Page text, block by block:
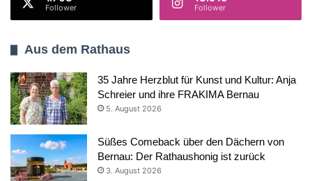
Follower Follower
Aus dem Rathaus
35 Jahre Herzblut für Kunst und Kultur: Anja
Schreier und ihre FRAKIMA Bernau
5. August 2026
Süßes Comeback über den Dächern von
Bernau: Der Rathaushonig ist zurück
3. August 2026